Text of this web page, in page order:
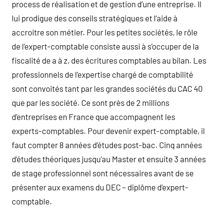
process de réalisation et de gestion d’une entreprise. Il
lui prodigue des conseils stratégiques et l’aide à
accroitre son métier. Pour les petites sociétés, le rôle
de l’expert-comptable consiste aussi à s’occuper de la
fiscalité de a à z, des écritures comptables au bilan. Les
professionnels de l’expertise chargé de comptabilité
sont convoités tant par les grandes sociétés du CAC 40
que par les société. Ce sont près de 2 millions
d’entreprises en France que accompagnent les
experts-comptables. Pour devenir expert-comptable, il
faut compter 8 années d’études post-bac. Cinq années
d’études théoriques jusqu’au Master et ensuite 3 années
de stage professionnel sont nécessaires avant de se
présenter aux examens du DEC – diplôme d’expert-
comptable.